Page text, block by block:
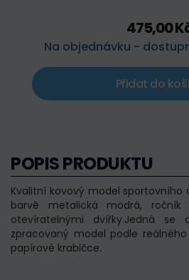
475,00
Na objednávku -
Přidat do
POPIS PRODUKTU
Kvalitní kovový model sportovního
barvě metalická modrá, ročník
otevíratelnými dvířky.Jedná
zpracovaný model podle
papírové krabičce.